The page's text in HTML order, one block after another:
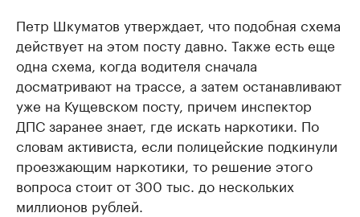
Петр Шкуматов утверждает, что подобная схема
действует на этом посту давно. Также есть еще
одна схема, когда водителя сначала
досматривают на трассе, а затем останавливают
уже на Кущевском посту, причем инспектор
ДПС заранее знает, где искать наркотики. По
словам активиста, если полицейские подкинули
проезжающим наркотики, то решение этого
вопроса стоит от 300 тыс. до нескольких
миллионов рублей.